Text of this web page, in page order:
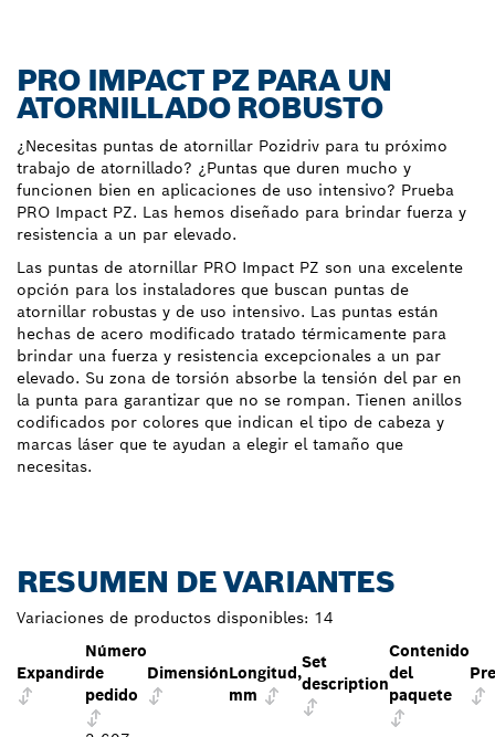
PRO IMPACT PZ PARA UN
ATORNILLADO ROBUSTO
¿Necesitas puntas de atornillar Pozidriv para tu próximo
trabajo de atornillado? ¿Puntas que duren mucho y
funcionen bien en aplicaciones de uso intensivo? Prueba
PRO Impact PZ. Las hemos diseñado para brindar fuerza y
resistencia a un par elevado.
Las puntas de atornillar PRO Impact PZ son una excelente
opción para los instaladores que buscan puntas de
atornillar robustas y de uso intensivo. Las puntas están
hechas de acero modificado tratado térmicamente para
brindar una fuerza y resistencia excepcionales a un par
elevado. Su zona de torsión absorbe la tensión del par en
la punta para garantizar que no se rompan. Tienen anillos
codificados por colores que indican el tipo de cabeza y
marcas láser que te ayudan a elegir el tamaño que
necesitas.
RESUMEN DE VARIANTES
Variaciones de productos disponibles: 14
Expandir
Número
de
pedido
DimensiónLongitud,
mm
Set
description
Contenido
del
paquete